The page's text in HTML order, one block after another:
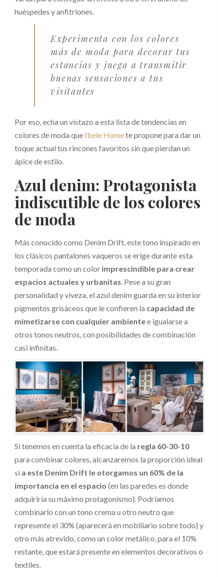
huéspedes y anfitriones.
Experimenta con los colores
más de moda para decorar tus
estancias y juega a transmitir
buenas sensaciones a tus
visitantes
Por eso, echa un vistazo a esta lista de tendencias en
colores de moda que Ibele Homete propone para dar un
toque actual tus rincones favoritos sin que pierdan un
ápice de estilo.
Azul denim: Protagonista
indiscutible de los colores
de moda
Más conocido como Denim Drift, este tono inspirado en
los clásicos pantalones vaqueros se erige durante esta
temporada como un color imprescindible para crear
espacios actuales y urbanitas. Pese a su gran
personalidad y viveza, el azul denim guarda en su interior
pigmentos grisáceos que le confieren la capacidad de
mimetizarse con cualquier ambientee igualarse a
otros tonos neutros, con posibilidades de combinación
casi infinitas.
Si tenemos en cuenta la eficacia de la regla 60-30-10
para combinar colores, alcanzaremos la proporción ideal
si a este Denim Drift le otorgamos un 60% de la
importancia en el espacio (en las paredes es donde
adquiriría su máximo protagonismo). Podríamos
combinarlo con un tono crema u otro neutro que
represente el 30% (aparecerá en mobiliario sobre todo) y
otro más atrevido, como un color metálico, para el 10%
restante, que estará presente en elementos decorativos o
textiles.